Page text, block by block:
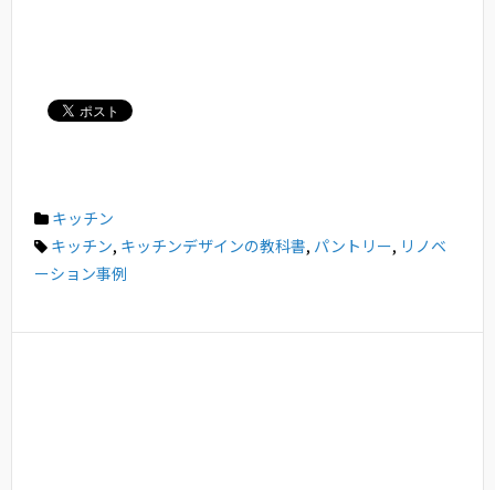
キッチン
キッチン, キッチンデザインの教科書, パントリー, リノベ
ーション事例